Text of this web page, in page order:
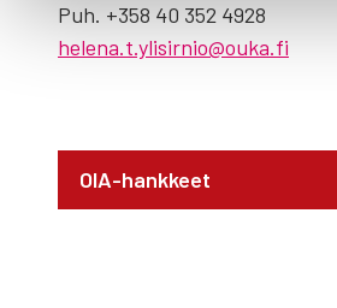
Puh. +358 40 352 4928
helena.t.ylisirnio@ouka.fi
OIA-hankkeet